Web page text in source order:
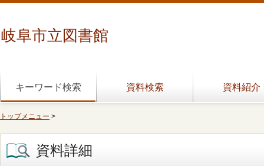
岐阜市立図書館
キーワード検索 資料検索 資料紹介
トップメニュー >
資料詳細